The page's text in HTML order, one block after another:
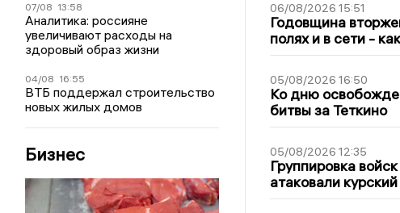
07/08 13:58
Аналитика: россияне
увеличивают расходы на
здоровый образ жизни
04/08 16:55
ВТБ поддержал строительство
новых жилых домов
Бизнес
06/08/2026 15:51
Годовщина
полях и в сети -
05/08/2026 16:50
Ко дню
битвы за Теткино
05/08/2026 12:35
Группировка
атаковали